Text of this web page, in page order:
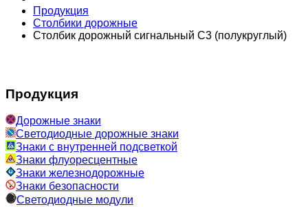
Продукция
Столбики дорожные
Столбик дорожный сигнальный С3 (полукруглый)
Продукция
Дорожные знаки
Светодиодные дорожные знаки
Знаки с внутренней подсветкой
Знаки флуоресцентные
Знаки железнодорожные
Знаки безопасности
Светодиодные модули